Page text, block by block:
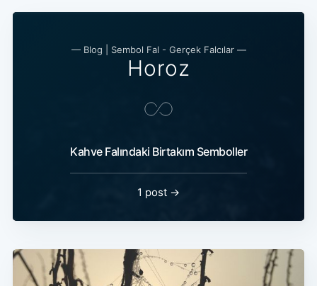
— Blog | Sembol Fal - Gerçek Falcılar —
Horoz
Kahve Falındaki Birtakım Semboller
1 post →